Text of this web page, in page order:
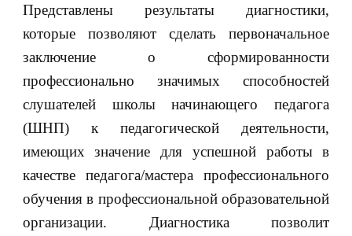
Представлены результаты диагностики,
которые позволяют сделать первоначальное
заключение о сформированности
профессионально значимых способностей
слушателей школы начинающего педагога
(ШНП) к педагогической деятельности,
имеющих значение для успешной работы в
качестве педагога/мастера профессионального
обучения в профессиональной образовательной
организации. Диагностика позволит